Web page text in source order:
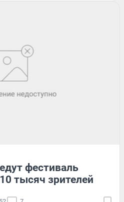
фестиваль
тысяч зрителей